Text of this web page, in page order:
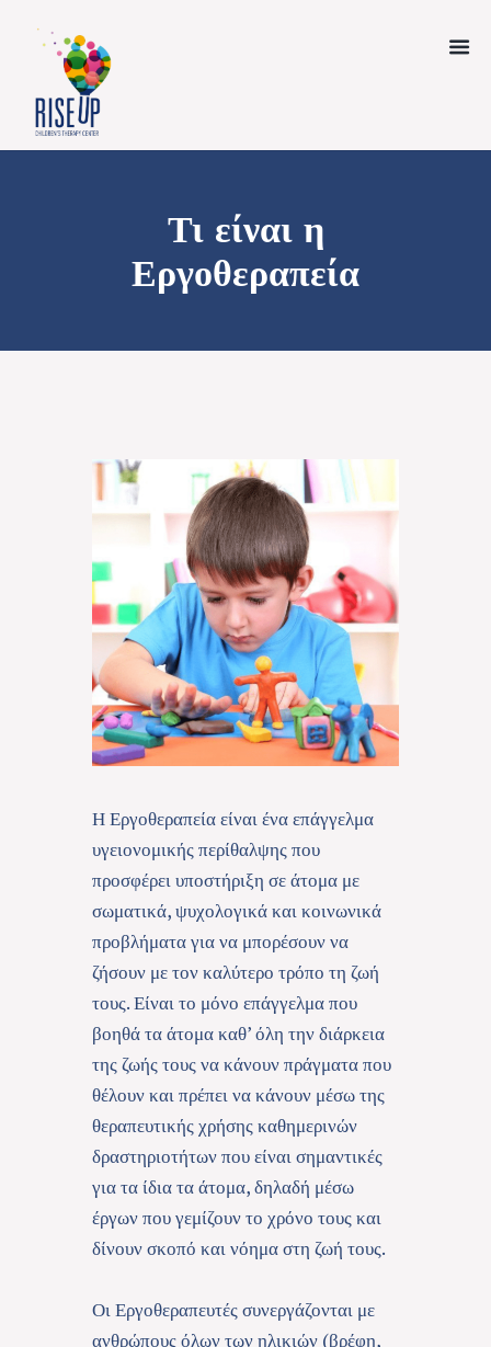
Τι είναι η
Εργοθεραπεία
Η Εργοθεραπεία είναι ένα επάγγελμα
υγειονομικής περίθαλψης που
προσφέρει υποστήριξη σε άτομα με
σωματικά, ψυχολογικά και κοινωνικά
προβλήματα για να μπορέσουν να
ζήσουν με τον καλύτερο τρόπο τη ζωή
τους. Είναι το μόνο επάγγελμα που
βοηθά τα άτομα καθ’ όλη την διάρκεια
της ζωής τους να κάνουν πράγματα που
θέλουν και πρέπει να κάνουν μέσω της
θεραπευτικής χρήσης καθημερινών
δραστηριοτήτων που είναι σημαντικές
για τα ίδια τα άτομα, δηλαδή μέσω
έργων που γεμίζουν το χρόνο τους και
δίνουν σκοπό και νόημα στη ζωή τους.
Οι Εργοθεραπευτές συνεργάζονται με
ανθρώπους όλων των ηλικιών (βρέφη,